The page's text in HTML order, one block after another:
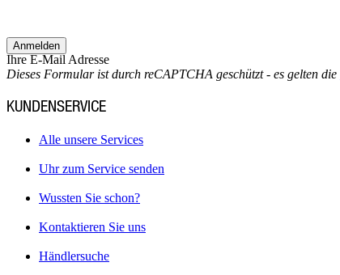
Ihre E-Mail Adresse
Anmelden
Dieses Formular ist durch reCAPTCHA geschützt - es gelten die
KUNDENSERVICE
Alle unsere Services
Uhr zum Service senden
Wussten Sie schon?
Kontaktieren Sie uns
Händlersuche